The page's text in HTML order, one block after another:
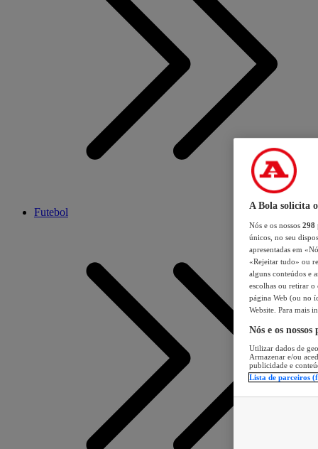
Futebol
A Bola solicita
Nós e os nossos 298
únicos, no seu
apresentadas em
«Rejeitar tudo» ou
alguns conteúdos e
escolhas ou retirar
página Web (ou no
Website. Para mais
Nós e os
Utilizar dados de
Armazenar e/ou
publicidade e
Lista de parceiros